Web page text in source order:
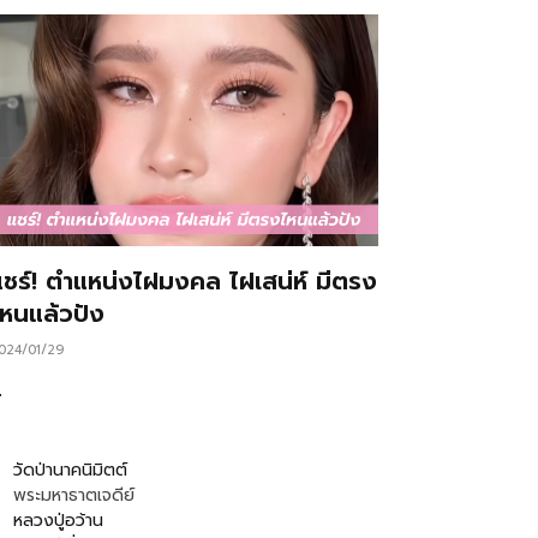
ร์! ตำแหน่งไฝมงคล ไฝเสน่ห์ มีตรง
นแล้วปัง
01/29
วัดป่านาคนิมิตต์
พระมหาธาตเจดีย์
หลวงปู่อว้าน